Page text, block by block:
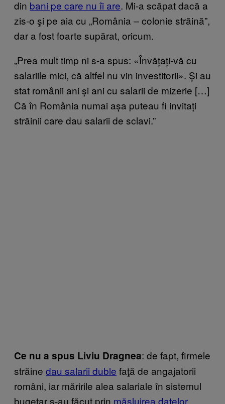
din bani pe care nu îi are. Mi-a scăpat dacă a
zis-o şi pe aia cu „România – colonie străină”,
dar a fost foarte supărat, oricum.
„Prea mult timp ni s-a spus: «Învățați-vă cu
salariile mici, că altfel nu vin investitorii». Și au
stat românii ani și ani cu salarii de mizerie […]
Că în România numai așa puteau fi invitați
străinii care dau salarii de sclavi.”
Ce nu a spus Liviu Dragnea: de fapt, firmele
străine dau salarii duble faţă de angajatorii
români, iar măririle alea salariale în sistemul
bugetar s-au făcut prin măsluirea datelor